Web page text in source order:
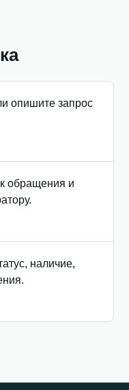
опишите запрос
обращения и
наличие,